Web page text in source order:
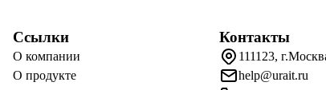
Ссылки
О компании
О продукте
Контакты
111123,
help@urait.ru